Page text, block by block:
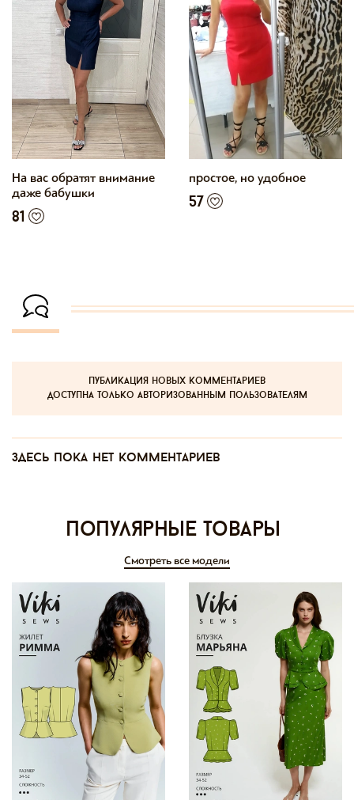
На вас обратят внимание
даже бабушки
81
простое, но удобное
57
публикация новых комментариев
доступна только авторизованным пользователям
Здесь пока нет комментариев
Популярные товары
Смотреть все модели